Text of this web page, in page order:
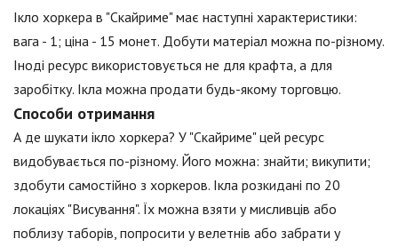
Ікло хоркера в "Скайриме" має наступні характеристики:
вага - 1; ціна - 15 монет. Добути матеріал можна по-різному.
Іноді ресурс використовується не для крафта, а для
заробітку. Ікла можна продати будь-якому торговцю.
Способи отримання
А де шукати ікло хоркера? У "Скайриме" цей ресурс
видобувається по-різному. Його можна: знайти; викупити;
здобути самостійно з хоркеров. Ікла розкидані по 20
локаціях "Висування". Їх можна взяти у мисливців або
поблизу таборів, попросити у велетнів або забрати у